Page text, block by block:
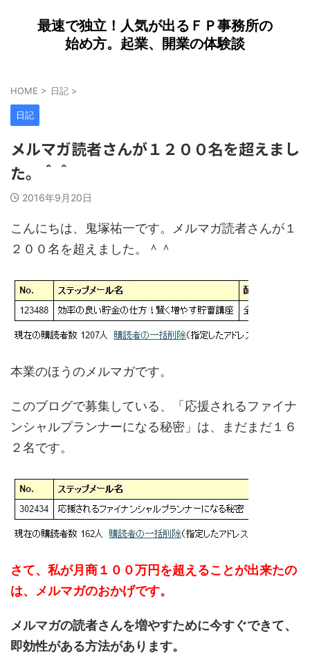
最速で独立！人気が出るＦＰ事務所の
始め方。起業、開業の体験談
HOME > 日記 >
日記
メルマガ読者さんが１２００名を超えまし
た。＾＾
2016年9月20日
こんにちは、鬼塚祐一です。メルマガ読者さんが１
２００名を超えました。＾＾
本業のほうのメルマガです。
このブログで募集している、「応援されるファイナ
ンシャルプランナーになる秘密」は、まだまだ１６
２名です。
さて、私が月商１００万円を超えることが出来たの
は、メルマガのおかげです。
メルマガの読者さんを増やすために今すぐできて、
即効性がある方法があります。